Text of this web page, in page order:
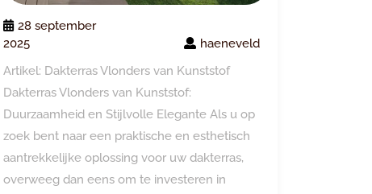
28 september
2025
haeneveld
Artikel: Dakterras Vlonders van Kunststof
Dakterras Vlonders van Kunststof:
Duurzaamheid en Stijlvolle Elegante Als u op
zoek bent naar een praktische en esthetisch
aantrekkelijke oplossing voor uw dakterras,
overweeg dan eens om te investeren in